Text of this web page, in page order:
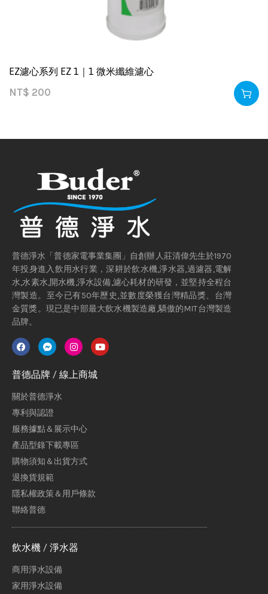
EZ濾心系列 EZ 1｜1 微米纖維濾心
NT$ 200
普德淨水「普德家電事業集團」自創辦人莊清偉先生於1970
年投身進入飲用水行業，深耕於飲水機,淨水器,過濾器,電解
水,水素水,開水機,淨水設備,濾心耗材的研發，並堅持全程台
灣製造。至今已有50年歷史,並數度榮獲台灣精品獎、台灣
金質獎。現已是中部最大飲水機製造廠,驕傲的MIT台灣製造
品牌。
普德品牌 / 線上商城
關於普德淨水
專利與認證
服務據點＆展示中心
產品型錄下載專區
購物須知＆出貨方式
退換貨規範
隱私權政策＆用戶條款
聯絡普德
飲水機 / 淨水器
商用淨水設備
家用淨水設備